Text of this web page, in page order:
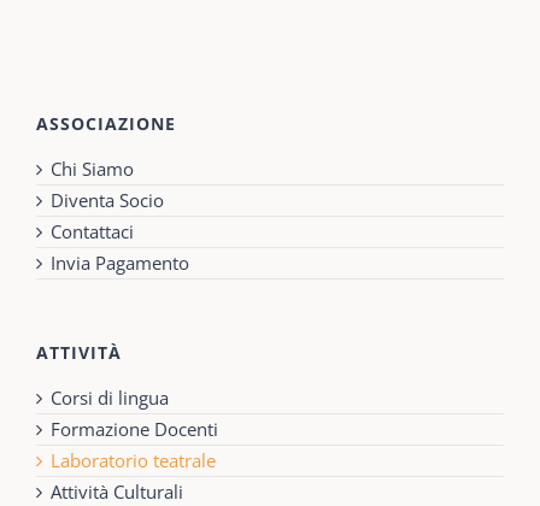
ASSOCIAZIONE
Chi Siamo
Diventa Socio
Contattaci
Invia Pagamento
ATTIVITÀ
Corsi di lingua
Formazione Docenti
Laboratorio teatrale
Attività Culturali